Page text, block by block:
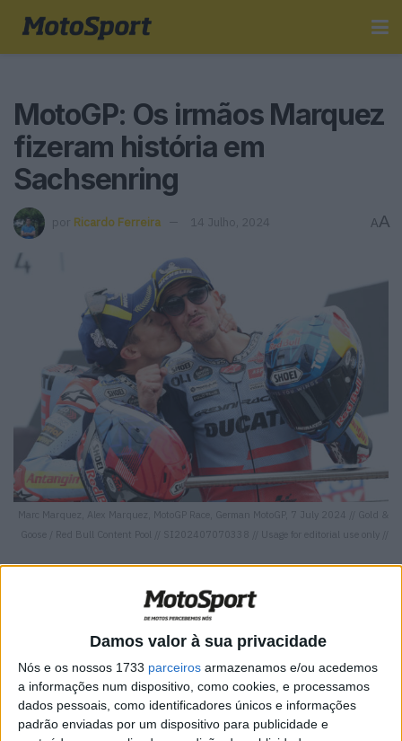
Damos valor à sua privacidade
Nós e os nossos 1733 parceiros armazenamos e/ou acedemos
a informações num dispositivo, como cookies, e processamos
dados pessoais, como identificadores únicos e informações
padrão enviadas por um dispositivo para publicidade e
MotoGP: Os irmãos Marquez
fizeram história em
Sachsenring
por Ricardo Ferreira 14 Julho, 2024 AA
Marc Marquez, Alex Marquez, MotoGP Race, German MotoGP, 7 July 2024 // Gold &
Goose / Red Bull Content Pool // SI202407070338 // Usage for editorial use only //
🔊 Ouvir artigo
O pódio partilhado entre os irmãos Marc e Alex Márquez
em Sachsenring fez história. Pela primeira vez em 27
anos, irmãos subiram juntos ao pódio novamente.